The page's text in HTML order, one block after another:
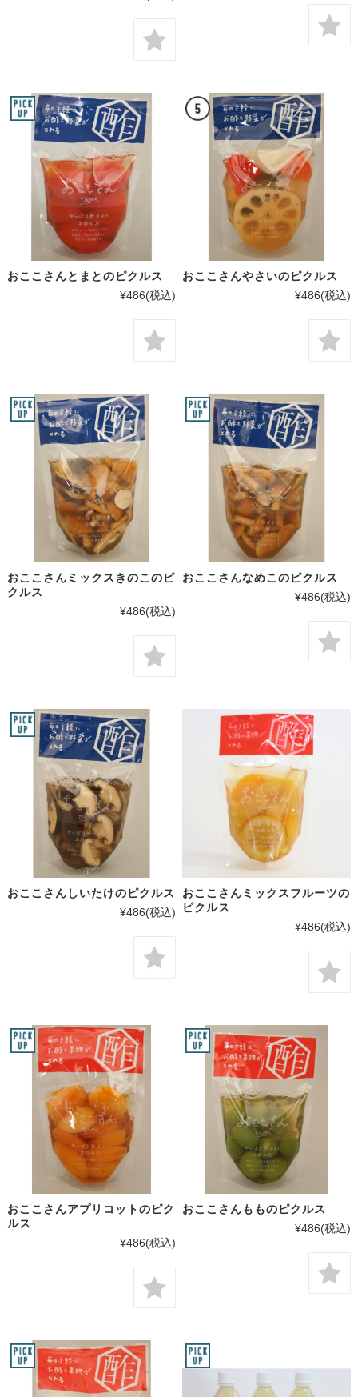
おここさんとまとのピクルス
¥486(税込)
おここさんやさいのピクルス
¥486(税込)
おここさんミックスきのこのピ
クルス
¥486(税込)
おここさんなめこのピクルス
¥486(税込)
おここさんしいたけのピクルス
¥486(税込)
おここさんミックスフルーツの
ピクルス
¥486(税込)
おここさんアプリコットのピク
ルス
¥486(税込)
おここさんもものピクルス
¥486(税込)